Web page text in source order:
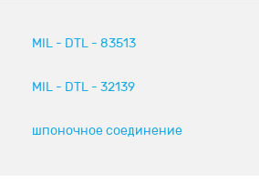
MIL - DTL - 83513
MIL - DTL - 32139
шпоночное соединение